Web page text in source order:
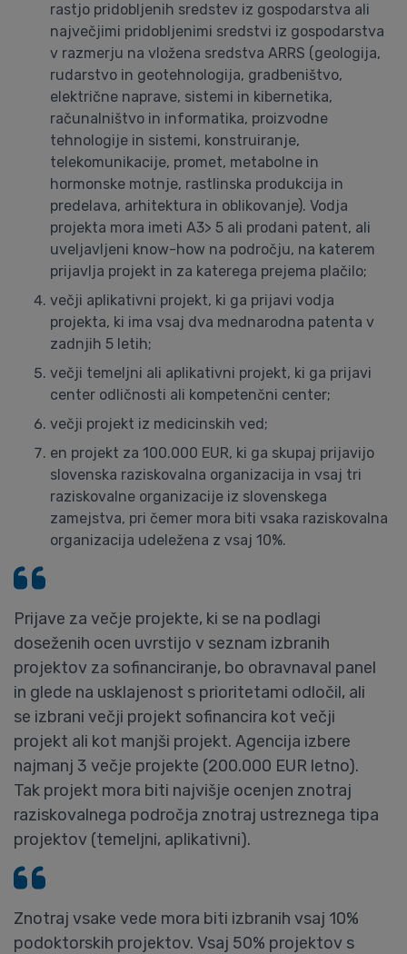
rastjo pridobljenih sredstev iz gospodarstva ali
največjimi pridobljenimi sredstvi iz gospodarstva
v razmerju na vložena sredstva ARRS (geologija,
rudarstvo in geotehnologija, gradbeništvo,
električne naprave, sistemi in kibernetika,
računalništvo in informatika, proizvodne
tehnologije in sistemi, konstruiranje,
telekomunikacije, promet, metabolne in
hormonske motnje, rastlinska produkcija in
predelava, arhitektura in oblikovanje). Vodja
projekta mora imeti A3> 5 ali prodani patent, ali
uveljavljeni know-how na področju, na katerem
prijavlja projekt in za katerega prejema plačilo;
večji aplikativni projekt, ki ga prijavi vodja
projekta, ki ima vsaj dva mednarodna patenta v
zadnjih 5 letih;
večji temeljni ali aplikativni projekt, ki ga prijavi
center odličnosti ali kompetenčni center;
večji projekt iz medicinskih ved;
en projekt za 100.000 EUR, ki ga skupaj prijavijo
slovenska raziskovalna organizacija in vsaj tri
raziskovalne organizacije iz slovenskega
zamejstva, pri čemer mora biti vsaka raziskovalna
organizacija udeležena z vsaj 10%.
Prijave za večje projekte, ki se na podlagi
doseženih ocen uvrstijo v seznam izbranih
projektov za sofinanciranje, bo obravnaval panel
in glede na usklajenost s prioritetami odločil, ali
se izbrani večji projekt sofinancira kot večji
projekt ali kot manjši projekt. Agencija izbere
najmanj 3 večje projekte (200.000 EUR letno).
Tak projekt mora biti najvišje ocenjen znotraj
raziskovalnega področja znotraj ustreznega tipa
projektov (temeljni, aplikativni).
Znotraj vsake vede mora biti izbranih vsaj 10%
podoktorskih projektov. Vsaj 50% projektov s